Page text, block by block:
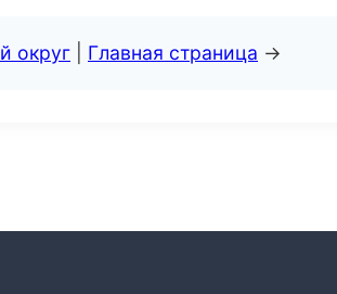
округ Главная страница →